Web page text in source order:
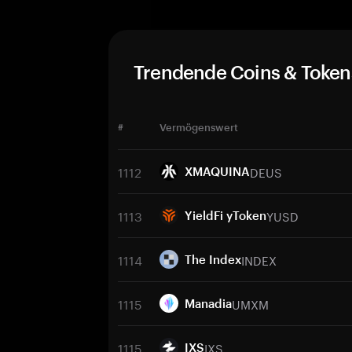
Trendende Coins &
# Vermögenswert
1112 XMAQUINADEUS
1113 YieldFi yTokenYUSD
1114 The IndexINDEX
1115 ManadiaUMXM
1115 IXSIXS